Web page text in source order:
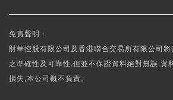
免責聲明：
財華控股有限公司及香港聯合交易所有限公司
之準確性及可靠性,但並不保證資料絕對無誤,資
損失,本公司概不負責。